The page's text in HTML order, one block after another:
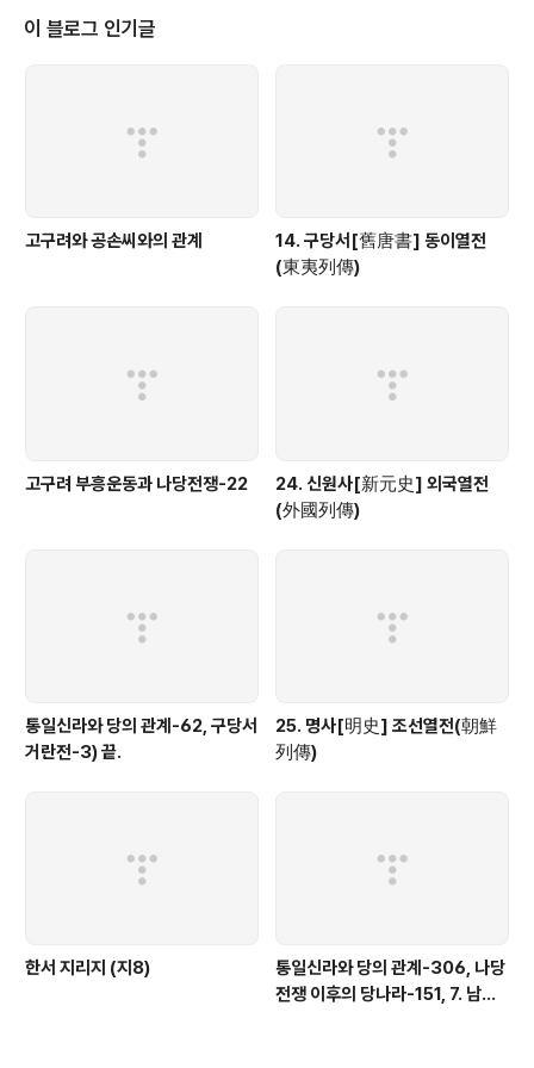
이 블로그 인기글
고구려와 공손씨와의 관계
14. 구당서[舊唐書] 동이열전
(東夷列傳)
고구려 부흥운동과 나당전쟁-22
24. 신원사[新元史] 외국열전
(外國列傳)
통일신라와 당의 관계-62, 구당서
거란전-3) 끝.
25. 명사[明史] 조선열전(朝鮮
列傳)
한서 지리지 (지8)
통일신라와 당의 관계-306, 나당
전쟁 이후의 당나라-151, 7. 남조